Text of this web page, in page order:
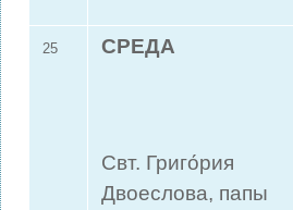
25 СРЕДА
Свт. Григо́рия
Двоеслова, папы